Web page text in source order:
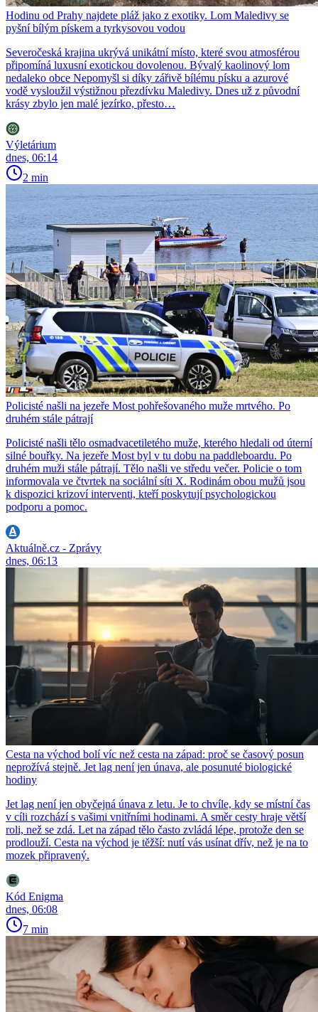
Hodinu od Prahy najdete pláž jako z exotiky. Lom Maledivy se
pyšní bílým pískem a tyrkysovou vodou
Severočeská krajina ukrývá unikátní místo, které svou atmosférou
připomíná luxusní exotickou dovolenou. Bývalý kaolinový lom
nedaleko obce Nepomyšl si díky zářivě bílému písku a azurové
vodě vysloužil výstižnou přezdívku Maledivy. Dnes už z původní
krásy zbylo jen malé jezírko, přesto…
Výletárium
dnes, 06:14
2 min
Policisté našli na jezeře Most pohřešovaného muže mrtvého. Po
druhém stále pátrají
Policisté našli tělo osmadvacetiletého muže, kterého hledali od úterní
silné bouřky. Na jezeře Most byl v tu dobu na paddleboardu. Po
druhém muži stále pátrají. Tělo našli ve středu večer. Policie o tom
informovala ve čtvrtek na sociální síti X. Rodinám obou mužů jsou
k dispozici krizoví interventi, kteří poskytují psychologickou
podporu a pomoc.
Aktuálně.cz - Zprávy
dnes, 06:13
Cesta na východ bolí víc než cesta na západ: proč se časový posun
neprožívá stejně. Jet lag není jen únava, ale posunuté biologické
hodiny
Jet lag není jen obyčejná únava z letu. Je to chvíle, kdy se místní čas
v cíli rozchází s vašimi vnitřními hodinami. A směr cesty hraje větší
roli, než se zdá. Let na západ tělo často zvládá lépe, protože den se
prodlouží. Cesta na východ je těžší: nutí vás usínat dřív, než je na to
mozek připravený.
Kód Enigma
dnes, 06:08
7 min